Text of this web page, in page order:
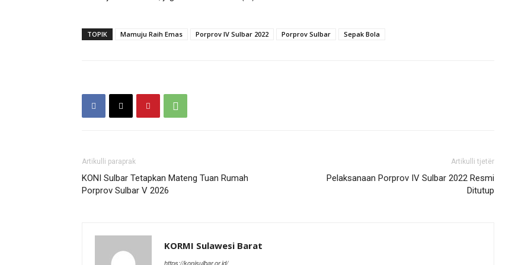
TOPIK Mamuju Raih Emas Porprov IV Sulbar 2022 Porprov Sulbar Sepak Bola
Artikulli paraprak
KONI Sulbar Tetapkan Mateng Tuan Rumah
Porprov Sulbar V 2026
Artikulli tjetër
Pelaksanaan Porprov IV Sulbar 2022 Resmi
Ditutup
KORMI Sulawesi Barat
https://konisulbar.or.id/